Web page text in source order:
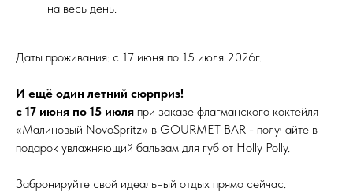
на весь день.
Даты проживания: с 17 июня по 15 июля 2026г.
И ещё один летний сюрприз!
с 17 июня по 15 июля при заказе флагманского коктейля
«Малиновый NovoSpritz» в GOURMET BAR - получайте в
подарок увлажняющий бальзам для губ от Holly Polly.
Забронируйте свой идеальный отдых прямо сейчас.